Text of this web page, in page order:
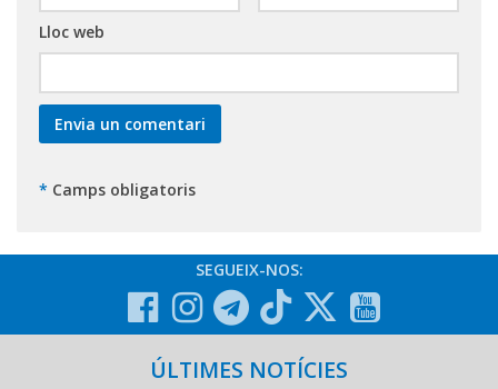
Lloc web
* Camps obligatoris
SEGUEIX-NOS:
ÚLTIMES NOTÍCIES